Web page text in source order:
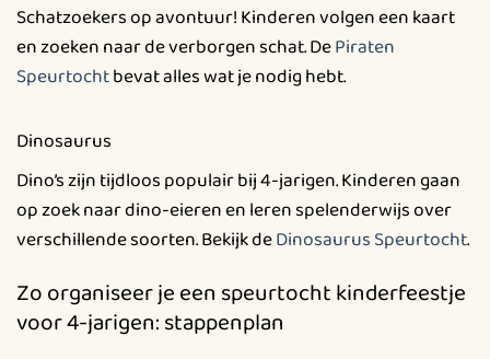
Schatzoekers op avontuur! Kinderen volgen een kaart
en zoeken naar de verborgen schat. DePiraten
Speurtochtbevat alles wat je nodig hebt.
Dinosaurus
Dino’s zijn tijdloos populair bij 4-jarigen. Kinderen gaan
op zoek naar dino-eieren en leren spelenderwijs over
verschillende soorten. Bekijk deDinosaurus Speurtocht.
Zo organiseer je een speurtocht kinderfeestje
voor 4-jarigen: stappenplan